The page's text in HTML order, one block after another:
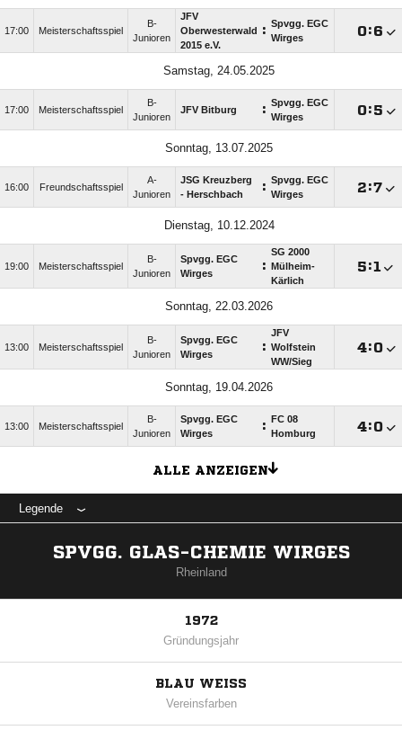
17:00 Meisterschaftsspiel
B-
Junioren
JFV
Oberwesterwald
2015 e.V.
: Spvgg. EGC
Wirges
:
Samstag, 24.05.2025
17:00 Meisterschaftsspiel
B-
Junioren
JFV Bitburg : Spvgg. EGC
Wirges
:
Sonntag, 13.07.2025
16:00 Freundschaftsspiel
A-
Junioren
JSG Kreuzberg
- Herschbach
: Spvgg. EGC
Wirges
:
Dienstag, 10.12.2024
19:00 Meisterschaftsspiel
B-
Junioren
Spvgg. EGC
Wirges
:
SG 2000
Mülheim-
Kärlich
:
Sonntag, 22.03.2026
13:00 Meisterschaftsspiel
B-
Junioren
Spvgg. EGC
Wirges
:
JFV
Wolfstein
WW/​Sieg
:
Sonntag, 19.04.2026
13:00 Meisterschaftsspiel
B-
Junioren
Spvgg. EGC
Wirges
:
FC 08
Homburg
:
ALLE ANZEIGEN
Legende
SPVGG. GLAS-CHEMIE WIRGES
Rheinland
1972
Gründungsjahr
BLAU WEISS
Vereinsfarben